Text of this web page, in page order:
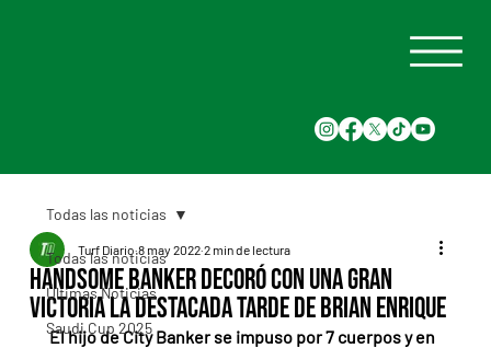
Todas las noticias
Últimas Noticias
Saudi Cup 2025
Todas las noticias
Handsome Banker decoró con una gran
victoria la destacada tarde de Brian Enrique
Turf Diario 8 may 2022 2 min de lectura
El hijo de City Banker se impuso por 7 cuerpos y en